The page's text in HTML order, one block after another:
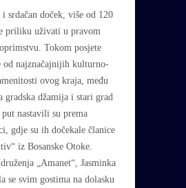
srdačan doček, više od 120
priliku uživati u pravom
Tokom posjete
od najznačajnijih kulturno-
ovog kraja, među
gradska džamija i stari grad
nastavili su prema
gdje su ih dočekale članice
iz Bosanske Otoke.
„Amanet“, Jasminka
se svim gostima na dolasku